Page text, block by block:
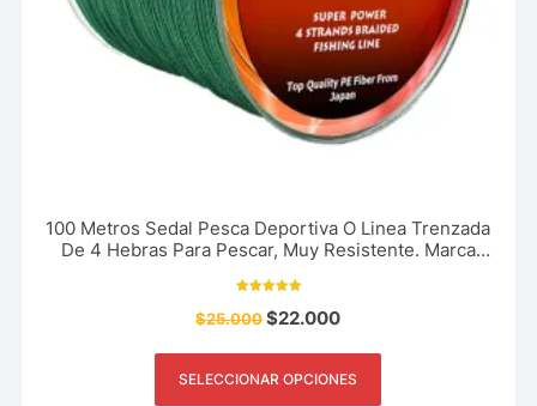
100 Metros Sedal Pesca Deportiva O Linea Trenzada
De 4 Hebras Para Pescar, Muy Resistente. Marca
5.00
de 5
$25.000$22.000
SELECCIONAR OPCIONES